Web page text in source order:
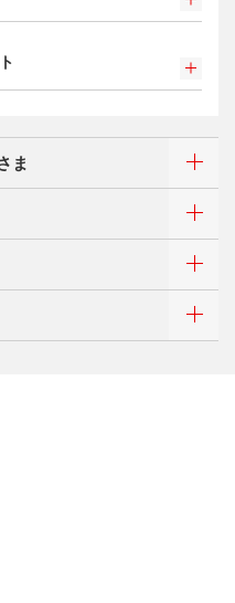
ま
グ方式
規約
サービス Platinum
利用いただけるサービス
報とお支払い情報
お願い
策のお願い
対策のお願い
て